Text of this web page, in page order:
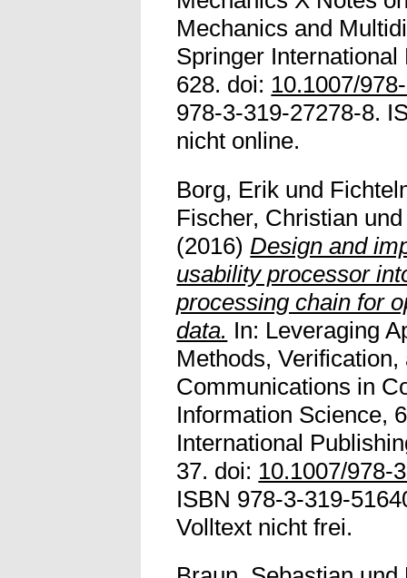
Mechanics and
Springer
628. doi: 10.1007/
978-3-319-27278-8.
nicht online.
Borg, Erik und
Fischer, Christian
(2016) Design and
usability processor
processing chain for
data. In: Leveraging
Methods, Verification,
Communications in
Information Science,
International
37. doi: 10.1007/978-
ISBN 978-3-319-
Volltext nicht frei.